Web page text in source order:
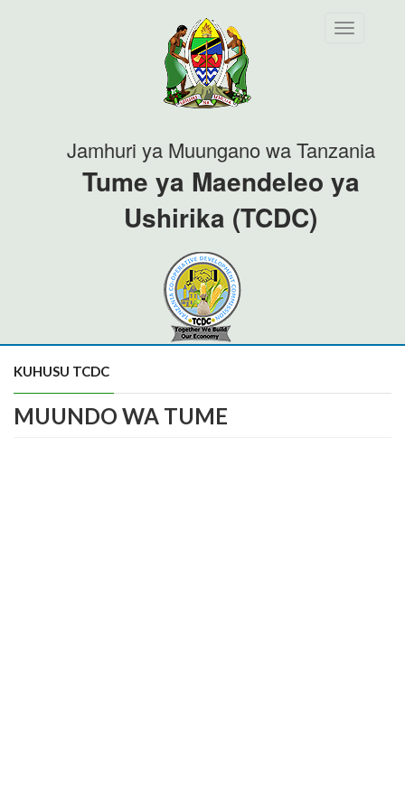
Toggle
Jamhuri ya Muungano wa Tanzania
Tume ya Maendeleo ya
Ushirika (TCDC)
KUHUSU TCDC
MUUNDO WA TUME